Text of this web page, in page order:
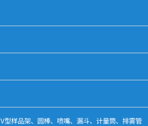
V型样品架、圆棒、喷嘴、漏斗、计量筒、排雾管